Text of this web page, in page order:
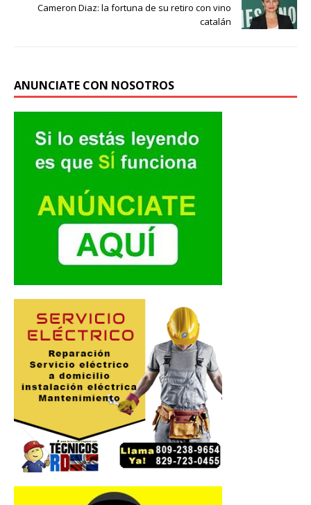
Cameron Diaz: la fortuna de su retiro con vino
catalán
ANUNCIATE CON NOSOTROS